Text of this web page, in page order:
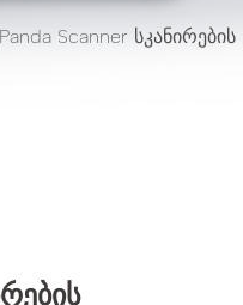
Panda Scanner სკანირების